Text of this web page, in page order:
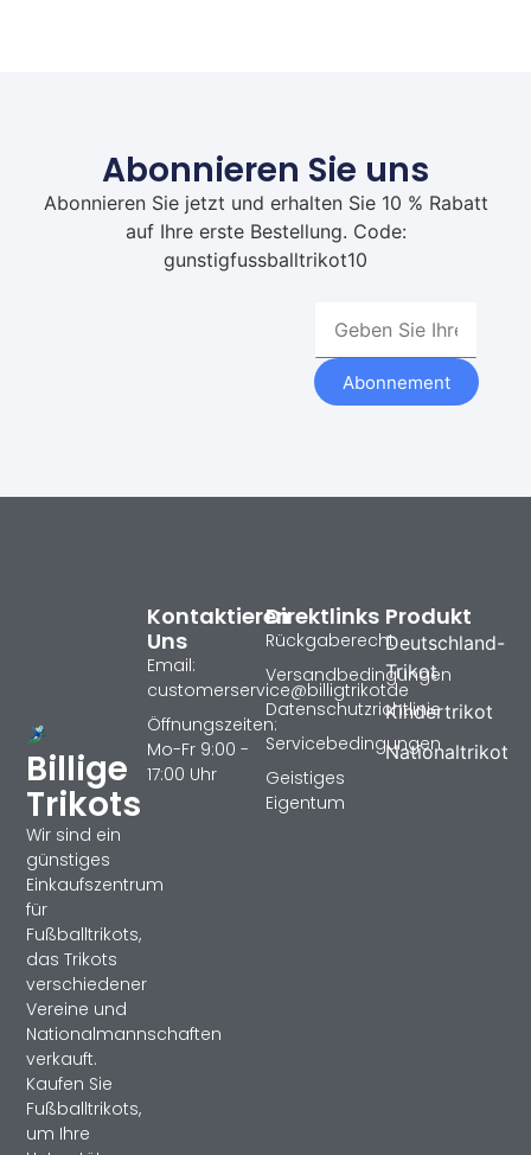
Abonnieren Sie uns
Abonnieren Sie jetzt und erhalten Sie 10 % Rabatt
auf Ihre erste Bestellung. Code:
gunstigfussballtrikot10
Abonnement
Billige
Trikots
Wir sind ein
günstiges
Einkaufszentrum
für
Fußballtrikots,
das Trikots
verschiedener
Vereine und
Nationalmannschaften
verkauft.
Kaufen Sie
Fußballtrikots,
um Ihre
Produkt
Deutschland-
Trikot
Kindertrikot
Nationaltrikot
Direktlinks
Rückgaberecht
Versandbedingungen
Datenschutzrichtlinie
Servicebedingungen
Geistiges
Eigentum
Kontaktieren
Uns
Email:
customerservice@billigtrikotde
Öffnungszeiten:
Mo-Fr 9:00 -
17:00 Uhr